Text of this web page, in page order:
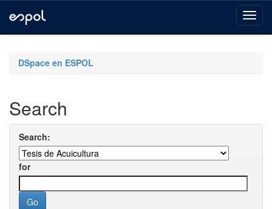
navigationDSpace en ESPOL
Search
Search:
for